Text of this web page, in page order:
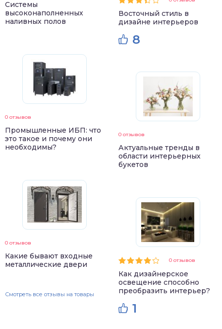
Системы
высоконаполненных
наливных полов
0 отзывов
Промышленные ИБП: что
это такое и почему они
необходимы?
0 отзывов
Какие бывают входные
металлические двери
Смотреть все отзывы на товары
Восточный стиль в
дизайне интерьеров
8
0 отзывов
Актуальные тренды в
области интерьерных
букетов
0 отзывов
Как дизайнерское
освещение способно
преобразить интерьер?
1